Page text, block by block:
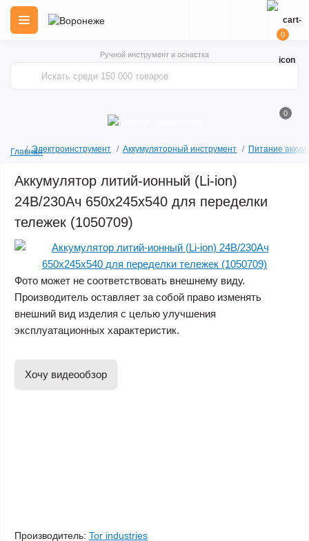
Ручной инструмент и оснастка
0
0
ГлавнаяЭлектроинструмент Аккумуляторный инструмент Питание
Аккумулятор литий-ионный (Li-ion)
24В/230Ач 650х245х540 для переделки
тележек (1050709)
Фото может не соответствовать внешнему виду.
Производитель оставляет за собой право изменять
внешний вид изделия с целью улучшения
эксплуатационных характеристик.
Хочу видеообзор
Производитель: Tor industries